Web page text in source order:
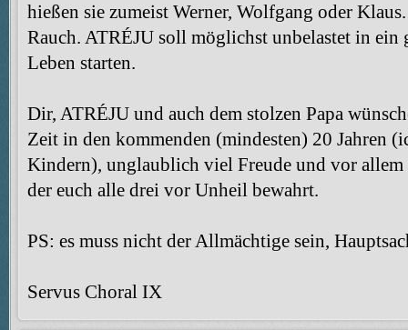
hießen sie zumeist Werner, Wolfgang oder
Rauch. ATRÉJU soll möglichst unbelastet in
Leben starten.
Dir, ATRÉJU und auch dem stolzen Papa
Zeit in den kommenden (mindesten) 20 Jahren
Kindern), unglaublich viel Freude und vor allem
der euch alle drei vor Unheil bewahrt.
PS: es muss nicht der Allmächtige sein,
Servus Choral IX